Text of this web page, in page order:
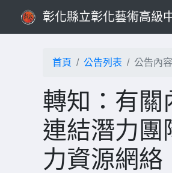
彰化縣立彰化藝術高級
首頁 公告列表 公告內容
轉知：有關
連結潛力團
力資源網絡